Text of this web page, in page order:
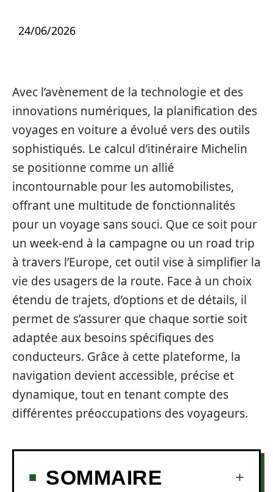
24/06/2026
Avec l’avènement de la technologie et des
innovations numériques, la planification des
voyages en voiture a évolué vers des outils
sophistiqués. Le calcul d’itinéraire Michelin
se positionne comme un allié
incontournable pour les automobilistes,
offrant une multitude de fonctionnalités
pour un voyage sans souci. Que ce soit pour
un week-end à la campagne ou un road trip
à travers l’Europe, cet outil vise à simplifier la
vie des usagers de la route. Face à un choix
étendu de trajets, d’options et de détails, il
permet de s’assurer que chaque sortie soit
adaptée aux besoins spécifiques des
conducteurs. Grâce à cette plateforme, la
navigation devient accessible, précise et
dynamique, tout en tenant compte des
différentes préoccupations des voyageurs.
SOMMAIRE